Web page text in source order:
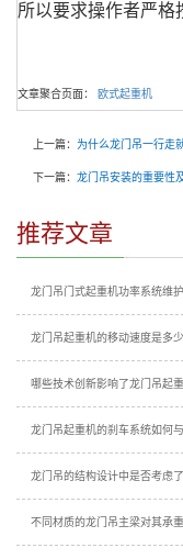
所以要求操作者严格
文章聚合页面： 欧式起重机
上一篇： 为什么龙门吊一行走
下一篇： 龙门吊安装的重要性
推荐文章
龙门吊门式起重机功率系统维
龙门吊起重机的移动速度是多
哪些技术创新影响了龙门吊起
龙门吊起重机的刹车系统如何
龙门吊的结构设计中是否考虑
不同材质的龙门吊主梁对其承